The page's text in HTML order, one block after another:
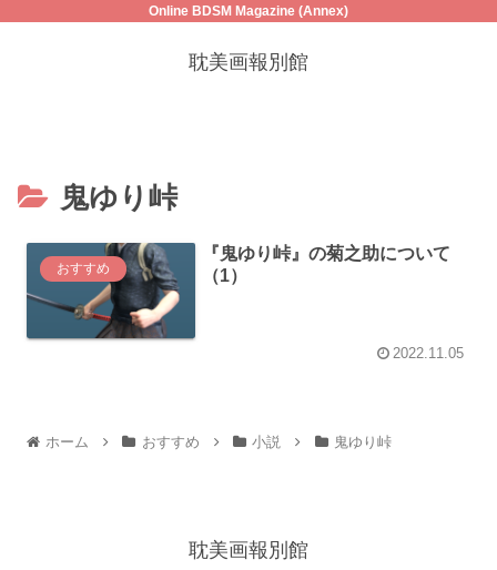
Online BDSM Magazine (Annex)
耽美画報別館
鬼ゆり峠
おすすめ
『鬼ゆり峠』の菊之助について
（1）
2022.11.05
ホーム おすすめ 小説 鬼ゆり峠
耽美画報別館